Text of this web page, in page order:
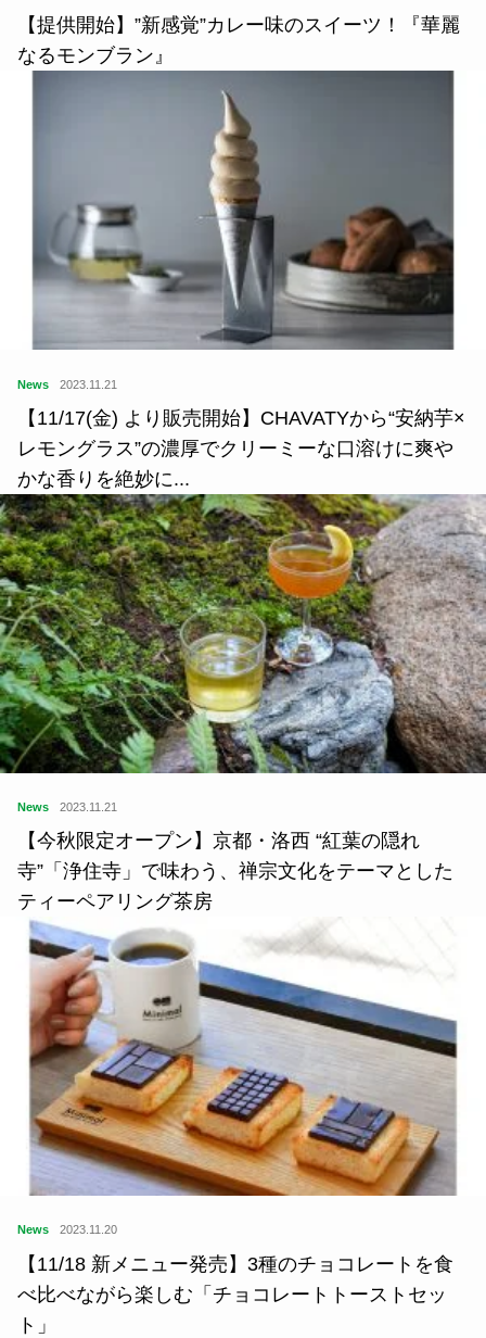
【提供開始】”新感覚”カレー味のスイーツ！『華麗
なるモンブラン』
News 2023.11.21
【11/17(金) より販売開始】CHAVATYから“安納芋×
レモングラス”の濃厚でクリーミーな口溶けに爽や
かな香りを絶妙に...
News 2023.11.21
【今秋限定オープン】京都・洛西 “紅葉の隠れ
寺”「浄住寺」で味わう、禅宗文化をテーマとした
ティーペアリング茶房
News 2023.11.20
【11/18 新メニュー発売】3種のチョコレートを食
べ比べながら楽しむ「チョコレートトーストセッ
ト」